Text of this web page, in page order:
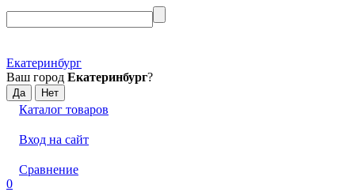
Екатеринбург
Ваш город Екатеринбург?
Каталог товаров
Вход на сайт
Сравнение
0